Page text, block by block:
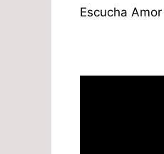
Escucha